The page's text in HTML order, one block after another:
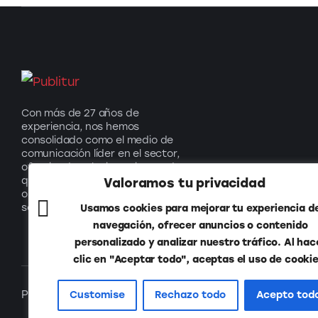
Valoramos tu privacidad
Usamos cookies para mejorar tu experiencia
navegación, ofrecer anuncios o contenido
personalizado y analizar nuestro tráfico. Al
clic en "Aceptar todo", aceptas el uso de
Customise Rechazo todo Acepto
Con más de 27 años de
experiencia, nos hemos
consolidado como el medio de
comunicación líder en el sector,
ofreciendo soluciones innovadoras
que impulsan el turismo y generan
oportunidades para nuestros
socios.
Publitur © 2026. Todos los derechos reservados.